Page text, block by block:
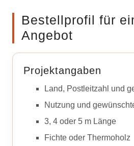
Bestellprofil für
Angebot
Projektangaben
Land, Postleitzahl und
Nutzung und
3, 4 oder 5 m Länge
Fichte oder Thermoholz